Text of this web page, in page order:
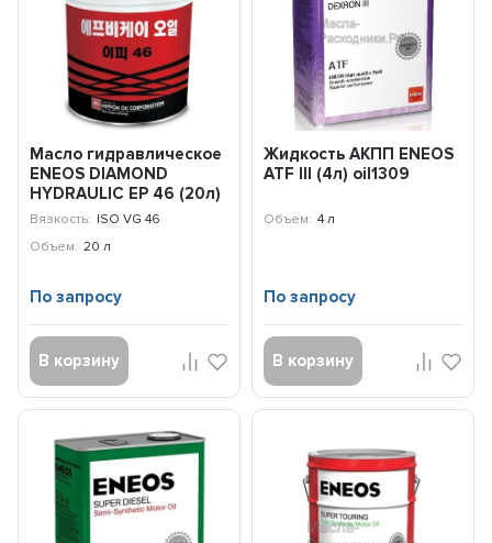
Масло гидравлическое
ENEOS DIAMOND
HYDRAULIC EP 46 (20л)
oil1380
Вязкость: ISO VG 46
Объем: 20 л
По запросу
В корзину
Жидкость АКПП ENEOS
ATF III (4л) oil1309
Объем: 4 л
По запросу
В корзину